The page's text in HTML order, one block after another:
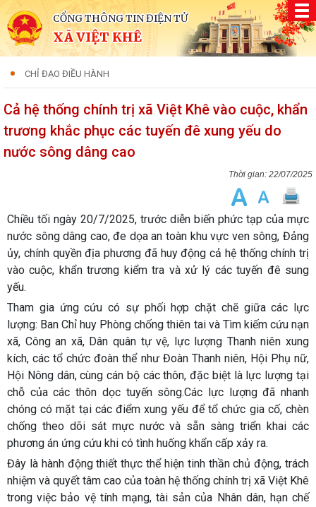
CỔNG THÔNG TIN ĐIỆN TỬ
XÃ VIỆT KHÊ
CHỈ ĐẠO ĐIỀU HÀNH
Cả hệ thống chính trị xã Việt Khê vào cuộc, khẩn
trương khắc phục các tuyến đê xung yếu do
nước sông dâng cao
22/07/2025
Chiều tối ngày 20/7/2025, trước diễn biến phức tạp của mực
nước sông dâng cao, đe dọa an toàn khu vực ven sông, Đảng
ủy, chính quyền địa phương đã huy động cả hệ thống chính trị
vào cuộc, khẩn trương kiểm tra và xử lý các tuyến đê sung
yếu.
Tham gia ứng cứu có sự phối hợp chặt chẽ giữa các lực
lượng: Ban Chỉ huy Phòng chống thiên tai và Tìm kiếm cứu nạn
xã, Công an xã, Dân quân tự vệ, lực lượng Thanh niên xung
kích, các tổ chức đoàn thể như Đoàn Thanh niên, Hội Phụ nữ,
Hội Nông dân, cùng cán bộ các thôn, đặc biệt là lực lượng tại
chỗ của các thôn dọc tuyến sông.Các lực lượng đã nhanh
chóng có mặt tại các điểm xung yếu để tổ chức gia cố, chèn
chống theo dõi sát mực nước và sẵn sàng triển khai các
phương án ứng cứu khi có tình huống khẩn cấp xảy ra.
Đây là hành động thiết thực thể hiện tinh thần chủ động, trách
nhiệm và quyết tâm cao của toàn hệ thống chính trị xã Việt Khê
trong việc bảo vệ tính mạng, tài sản của Nhân dân, hạn chế